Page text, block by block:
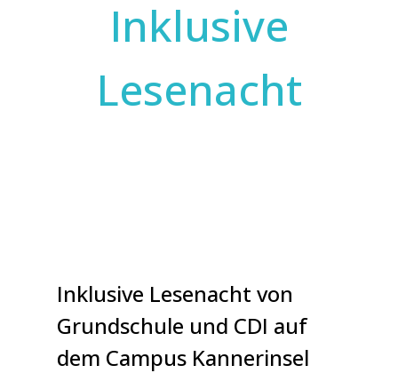
Inklusive
Lesenacht
Inklusive Lesenacht von
Grundschule und CDI auf
dem Campus Kannerinsel